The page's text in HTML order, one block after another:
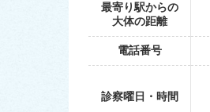
最寄り駅からの
大体の距離
電話番号
診察曜日・時間